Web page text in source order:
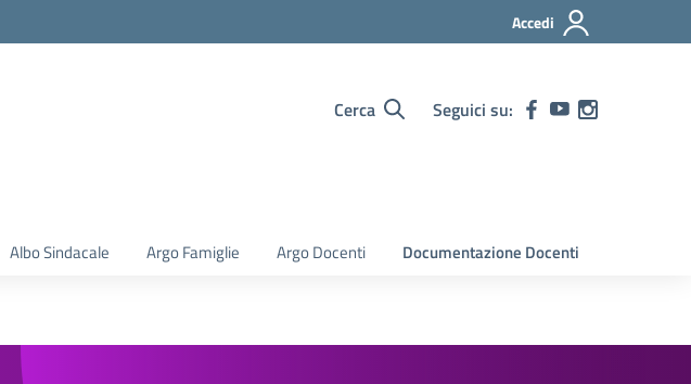
Accedi
Cerca Seguici su:
Albo Sindacale Argo Famiglie Argo Docenti Documentazione Docenti